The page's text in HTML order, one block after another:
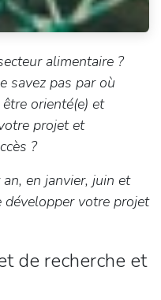
alimentaire ?
savez pas par où
orienté(e) et
projet et
?
en janvier, juin et
votre projet
de recherche et